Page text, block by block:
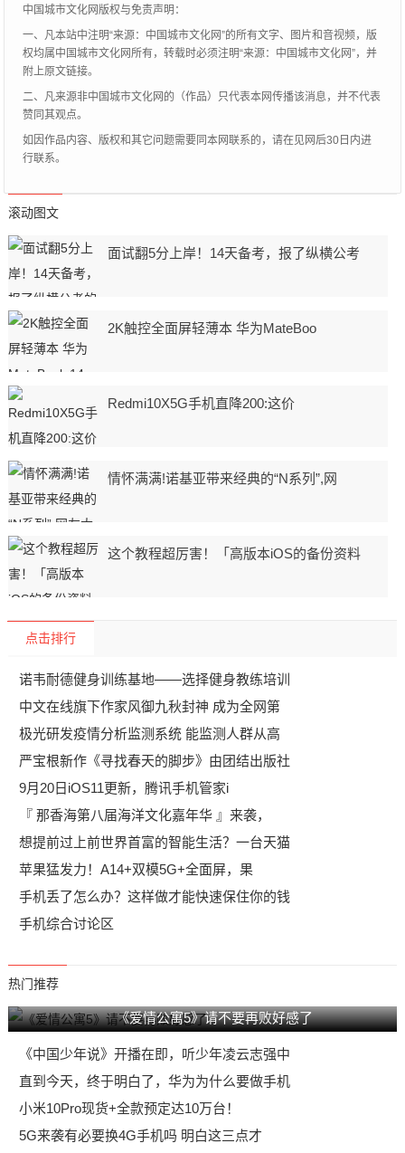
中国城市文化网版权与免责声明：
一、凡本站中注明“来源：中国城市文化网”的所有文字、图片和音视频，版
权均属中国城市文化网所有，转载时必须注明“来源：中国城市文化网”，并
附上原文链接。
二、凡来源非中国城市文化网的（作品）只代表本网传播该消息，并不代表
赞同其观点。
如因作品内容、版权和其它问题需要同本网联系的，请在见网后30日内进
行联系。
滚动图文
面试翻5分上岸！14天备考，报了纵横公考
2K触控全面屏轻薄本 华为MateBoo
Redmi10X5G手机直降200:这价
情怀满满!诺基亚带来经典的“N系列”,网
这个教程超厉害！「高版本iOS的备份资料
点击排行
诺韦耐德健身训练基地——选择健身教练培训
中文在线旗下作家风御九秋封神 成为全网第
极光研发疫情分析监测系统 能监测人群从高
严宝根新作《寻找春天的脚步》由团结出版社
9月20日iOS11更新，腾讯手机管家i
『 那香海第八届海洋文化嘉年华 』来袭，
想提前过上前世界首富的智能生活？一台天猫
苹果猛发力！A14+双模5G+全面屏，果
手机丢了怎么办？这样做才能快速保住你的钱
手机综合讨论区
热门推荐
《爱情公寓5》请不要再败好感了
《中国少年说》开播在即，听少年凌云志强中
直到今天，终于明白了，华为为什么要做手机
小米10Pro现货+全款预定达10万台！
5G来袭有必要换4G手机吗 明白这三点才